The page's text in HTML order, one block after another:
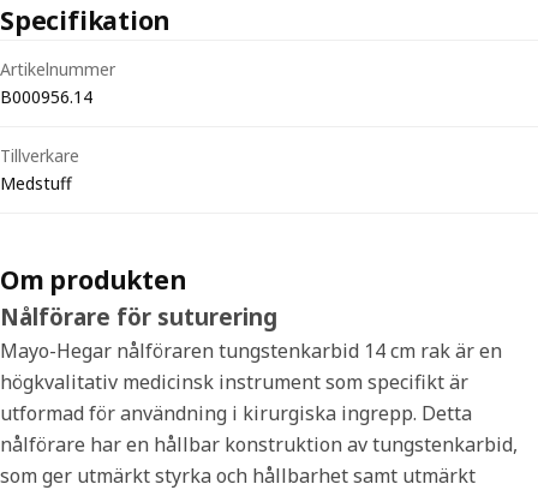
Specifikation
Artikelnummer
B000956.14
Tillverkare
Medstuff
Om produkten
Nålförare för suturering
Mayo-Hegar nålföraren tungstenkarbid 14 cm rak är en
högkvalitativ medicinsk instrument som specifikt är
utformad för användning i kirurgiska ingrepp. Detta
nålförare har en hållbar konstruktion av tungstenkarbid,
som ger utmärkt styrka och hållbarhet samt utmärkt